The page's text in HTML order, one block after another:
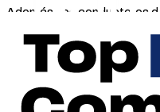
Además, los conductores
agregar medios de pago
en PDF. Descubra ahora
nuestra aplicación de
experiencia de recarga
satisfacción y fidelidad de